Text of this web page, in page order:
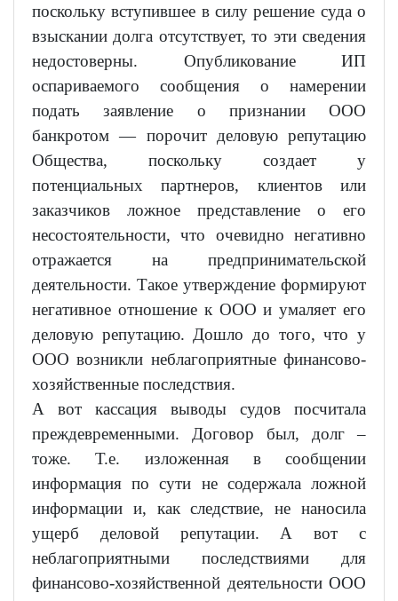
поскольку вступившее в силу решение суда о
взыскании долга отсутствует, то эти сведения
недостоверны. Опубликование ИП
оспариваемого сообщения о намерении
подать заявление о признании ООО
банкротом — порочит деловую репутацию
Общества, поскольку создает у
потенциальных партнеров, клиентов или
заказчиков ложное представление о его
несостоятельности, что очевидно негативно
отражается на предпринимательской
деятельности. Такое утверждение формируют
негативное отношение к ООО и умаляет его
деловую репутацию. Дошло до того, что у
ООО возникли неблагоприятные финансово-
хозяйственные последствия.
А вот кассация выводы судов посчитала
преждевременными. Договор был, долг –
тоже. Т.е. изложенная в сообщении
информация по сути не содержала ложной
информации и, как следствие, не наносила
ущерб деловой репутации. А вот с
неблагоприятными последствиями для
финансово-хозяйственной деятельности ООО